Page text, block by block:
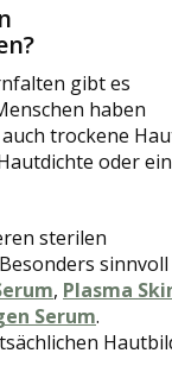
gibt es
haben
trockene
oder
sterilen
sinnvoll
, Plasma
Serum.